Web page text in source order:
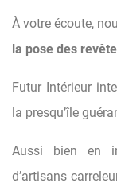
À votre écoute,
la pose des
Futur Intérieur
la presqu’île
Aussi bien en
d’artisans